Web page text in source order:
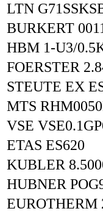
LTN
BURKERT
HBM 1-U3/
FOERSTER
STEUTE EX
MTS
VSE
ETAS ES620
KUBLER
HUBNER
EUROTHERM